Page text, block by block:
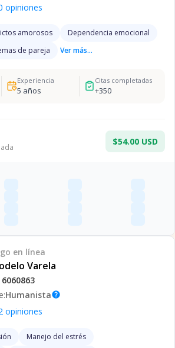
opiniones
amorosos
Dependencia emocional
de pareja Ver más...
Experiencia
5 años
Citas completadas
+350
$54.00 USD
en línea
Varela
6060863
Humanistahelp
opiniones
Manejo del estrés